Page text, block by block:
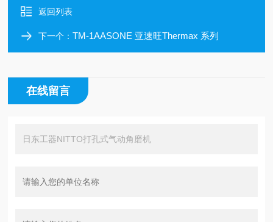
返回列表
下一个：TM-1AASONE 亚速旺Thermax 系列
在线留言